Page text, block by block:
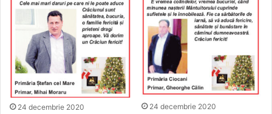
24 decembrie 2020 24 decembrie 2020